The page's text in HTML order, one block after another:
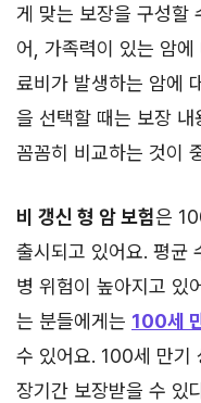
게 맞는 보장을 구성할
어, 가족력이 있는 암
료비가 발생하는 암에
을 선택할 때는 보장
꼼꼼히 비교하는 것이
비 갱신 형 암 보험은
출시되고 있어요. 평균
병 위험이 높아지고 있
는 분들에게는 100세
수 있어요. 100세 만기
장기간 보장받을 수 있